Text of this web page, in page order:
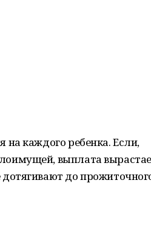
на каждого ребенка. Если,
выплата
до